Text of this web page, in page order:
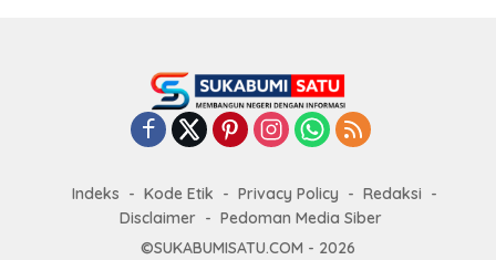
Indeks Kode Etik Privacy Policy
Redaksi
Disclaimer
Pedoman Media Siber
©SUKABUMISATU.COM - 2026